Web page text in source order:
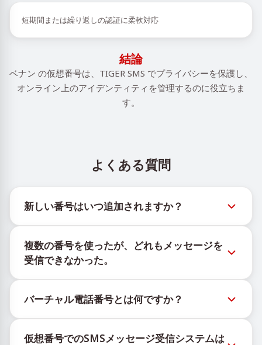
短期間または繰り返しの認証に柔軟対応
結論
ベナン の仮想番号は、TIGER SMS でプライバシーを保護し、
オンライン上のアイデンティティを管理するのに役立ちま
す。
よくある質問
新しい番号はいつ追加されますか？
@TigerSMSofficial_bot で確認できます。このチャン
ネルは最新の番号在庫にアクセスできるよう、タイム
リーな更新を提供します。
複数の番号を使ったが、どれもメッセージを
受信できなかった。
ことはできません。サービスのアルゴリズムにより、
一時的な番号へのメッセージ配信がさまざまな理由で
バーチャル電話番号とは何ですか？
で、物理的なSIMカードやデバイスに紐づかず、固定
仮想番号でのSMSメッセージ受信システムは